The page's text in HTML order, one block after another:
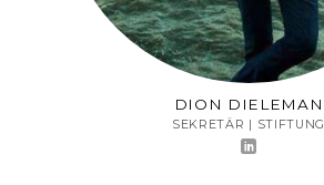
DION DIELEMAN
SEKRETÄR | STIFTUNG